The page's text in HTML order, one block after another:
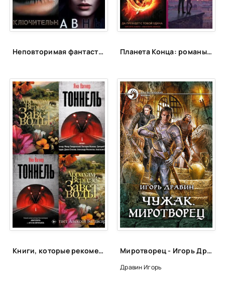
38
39
43
44
45
46
47
48
49
50
53
Неповторимая фантастика Anne Dar в аудио Планета Конца: романы-катастрофы, пост-апокалипсис и антиутопии
Книги, которые рекомендует Яна Вагнер Миротворец - Игорь Дравин
Дравин Игорь